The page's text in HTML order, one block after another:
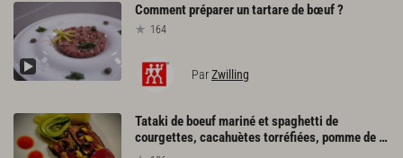
Commentprépareruntartarede bœuf?
164
ParZwilling
Tataki de boeuf mariné et spaghetti de
courgettes, cacahuètes torréfiées, pomme de terre confite, condiment poivron, oignons pickles